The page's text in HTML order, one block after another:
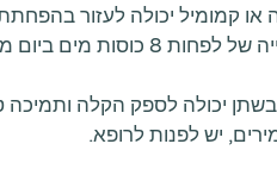
או קמומיל יכולה לעזור
הקפדה על שתייה של
יכולה לספק הקלה ותמיכה
יש לפנות לרופא.